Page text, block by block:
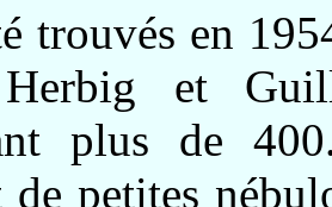
trouvés en
Herbig et
plus de
de petites